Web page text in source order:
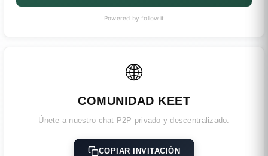
Powered by follow.it
🌐
COMUNIDAD KEET
Únete a nuestro chat P2P privado y descentralizado.
COPIAR INVITACIÓN